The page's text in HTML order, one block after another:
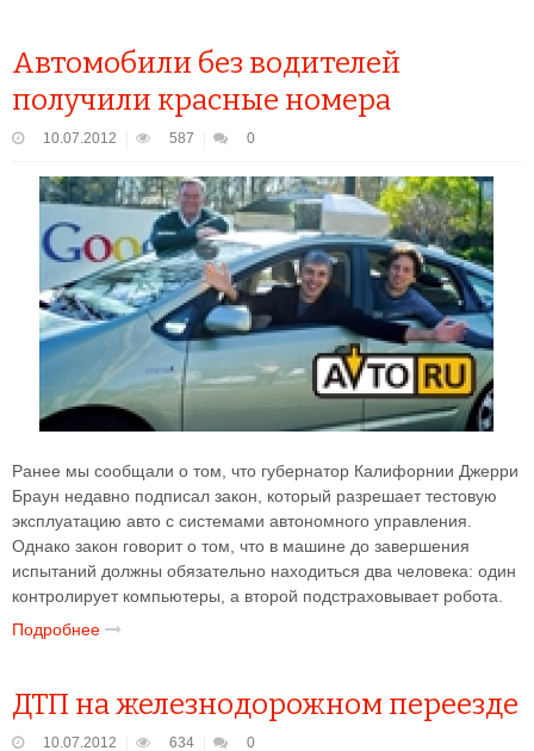
Автомобили без водителей
получили красные номера
10.07.2012 587 0
Ранее мы сообщали о том, что губернатор Калифорнии Джерри
Браун недавно подписал закон, который разрешает тестовую
эксплуатацию авто с системами автономного управления.
Однако закон говорит о том, что в машине до завершения
испытаний должны обязательно находиться два человека: один
контролирует компьютеры, а второй подстраховывает робота.
Подробнее
ДТП на железнодорожном переезде
10.07.2012 634 0